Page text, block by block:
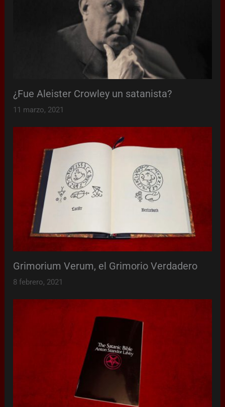
¿Fue Aleister Crowley un satanista?
11 marzo, 2021
Grimorium Verum, el Grimorio Verdadero
8 febrero, 2021